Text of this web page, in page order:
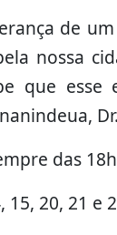
de
nossa
que
das
15, 20, 21 e